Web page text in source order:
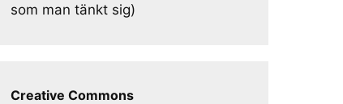
som man tänkt sig)
Creative Commons